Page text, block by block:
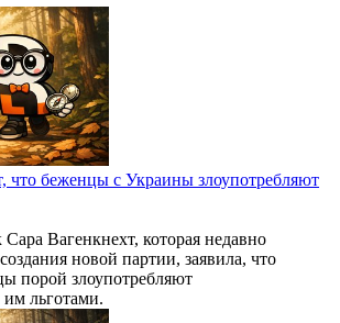
что беженцы с Украины злоупотребляют
Вагенкнехт, которая недавно
новой партии, заявила, что
порой злоупотребляют
льготами.